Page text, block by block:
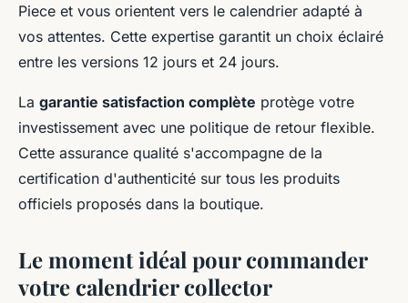
Piece et vous orientent vers le calendrier adapté à
vos attentes. Cette expertise garantit un choix éclairé
entre les versions 12 jours et 24 jours.
La garantie satisfaction complète protège votre
investissement avec une politique de retour flexible.
Cette assurance qualité s'accompagne de la
certification d'authenticité sur tous les produits
officiels proposés dans la boutique.
Le moment idéal pour commander
votre calendrier collector